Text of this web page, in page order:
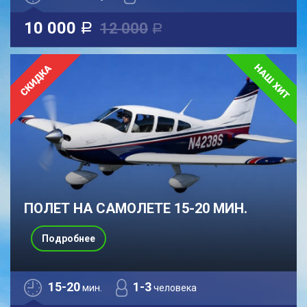
10 000 a 12 000 a
ПОЛЕТ НА САМОЛЕТЕ 15-20 МИН.
15-20мин. 1-3человека
Подробнее